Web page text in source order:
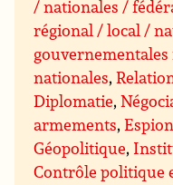
/ nationales /
régional / local /
nationales,
Diplomatie,
armements,
Géopolitique,
Contrôle politique